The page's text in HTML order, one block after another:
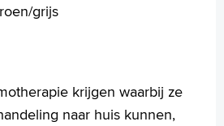
grijs
krijgen waarbij ze
naar huis kunnen,